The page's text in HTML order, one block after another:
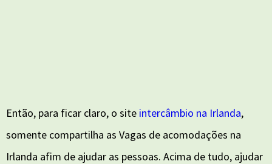
Então, para ficar claro, o site intercâmbio na Irlanda,
somente compartilha as Vagas de acomodações na
Irlanda afim de ajudar as pessoas. Acima de tudo, ajudar